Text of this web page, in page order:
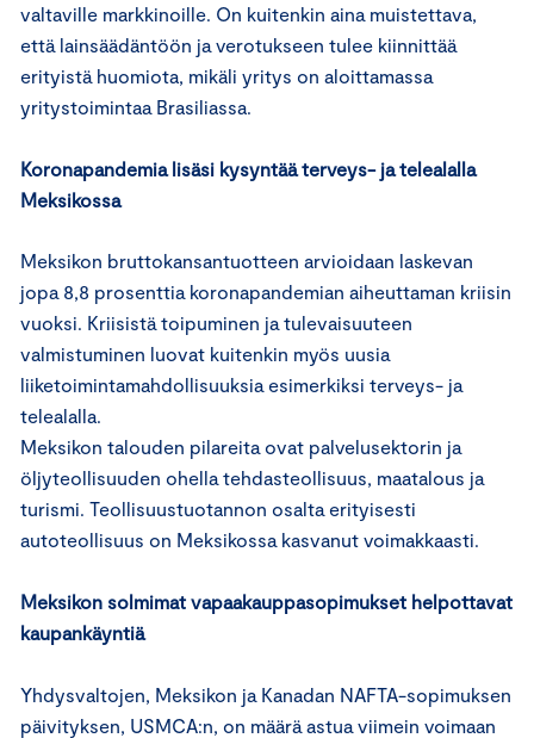
valtaville markkinoille. On kuitenkin aina muistettava,
että lainsäädäntöön ja verotukseen tulee kiinnittää
erityistä huomiota, mikäli yritys on aloittamassa
yritystoimintaa Brasiliassa.
Koronapandemia lisäsi kysyntää terveys- ja telealalla
Meksikossa
Meksikon bruttokansantuotteen arvioidaan laskevan
jopa 8,8 prosenttia koronapandemian aiheuttaman kriisin
vuoksi. Kriisistä toipuminen ja tulevaisuuteen
valmistuminen luovat kuitenkin myös uusia
liiketoimintamahdollisuuksia esimerkiksi terveys- ja
telealalla.
Meksikon talouden pilareita ovat palvelusektorin ja
öljyteollisuuden ohella tehdasteollisuus, maatalous ja
turismi. Teollisuustuotannon osalta erityisesti
autoteollisuus on Meksikossa kasvanut voimakkaasti.
Meksikon solmimat vapaakauppasopimukset helpottavat
kaupankäyntiä
Yhdysvaltojen, Meksikon ja Kanadan NAFTA-sopimuksen
päivityksen, USMCA:n, on määrä astua viimein voimaan